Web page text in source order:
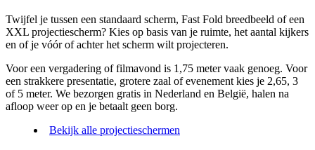
Twijfel je tussen een standaard scherm, Fast Fold breedbeeld of een
XXL projectiescherm? Kies op basis van je ruimte, het aantal kijkers
en of je vóór of achter het scherm wilt projecteren.
Voor een vergadering of filmavond is 1,75 meter vaak genoeg. Voor
een strakkere presentatie, grotere zaal of evenement kies je 2,65, 3
of 5 meter. We bezorgen gratis in Nederland en België, halen na
afloop weer op en je betaalt geen borg.
Bekijk alle projectieschermen